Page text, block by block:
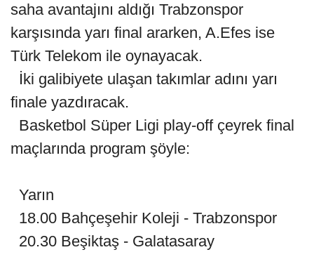
saha avantajını aldığı Trabzonspor
karşısında yarı final ararken, A.Efes ise
Türk Telekom ile oynayacak.
İki galibiyete ulaşan takımlar adını yarı
finale yazdıracak.
Basketbol Süper Ligi play-off çeyrek final
maçlarında program şöyle:
Yarın
18.00 Bahçeşehir Koleji - Trabzonspor
20.30 Beşiktaş - Galatasaray